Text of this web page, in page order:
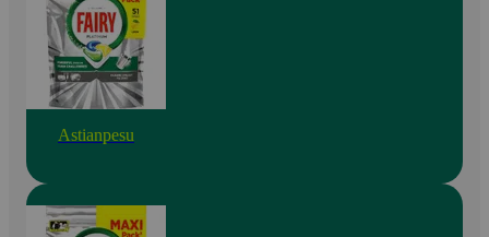
Astianpesu